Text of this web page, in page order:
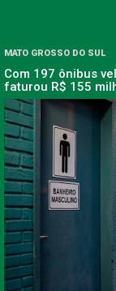
MATO GROSSO DO SUL
Com 197 ônibus
faturou R$ 155